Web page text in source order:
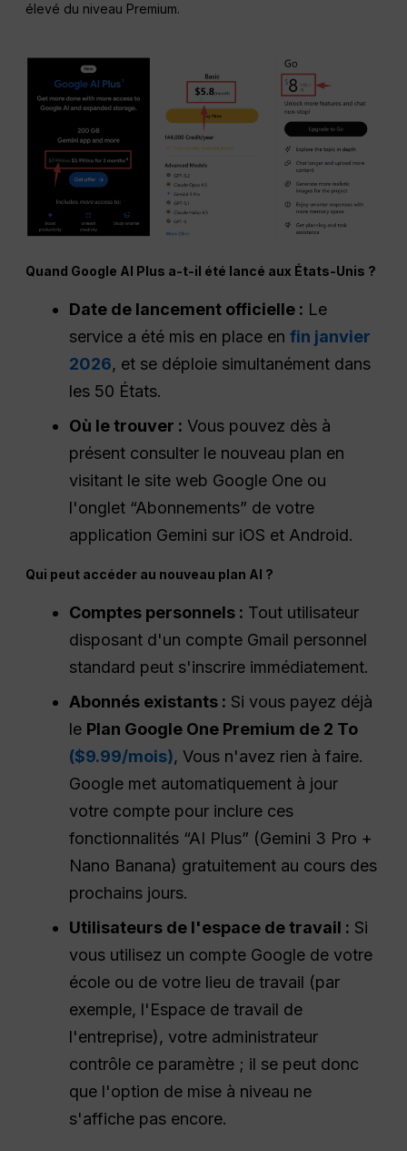
élevé du niveau Premium.
Quand Google AI Plus a-t-il été lancé aux États-Unis ?
Date de lancement officielle : Le
service a été mis en place enfin janvier
2026, et se déploie simultanément dans
les 50 États.
Où le trouver : Vous pouvez dès à
présent consulter le nouveau plan en
visitant le site web Google One ou
l'onglet “Abonnements” de votre
application Gemini sur iOS et Android.
Qui peut accéder au nouveau plan AI ?
Comptes personnels : Tout utilisateur
disposant d'un compte Gmail personnel
standard peut s'inscrire immédiatement.
Abonnés existants : Si vous payez déjà
le Plan Google One Premium de 2 To
($9.99/mois), Vous n'avez rien à faire.
Google met automatiquement à jour
votre compte pour inclure ces
fonctionnalités “AI Plus” (Gemini 3 Pro +
Nano Banana) gratuitement au cours des
prochains jours.
Utilisateurs de l'espace de travail : Si
vous utilisez un compte Google de votre
école ou de votre lieu de travail (par
exemple, l'Espace de travail de
l'entreprise), votre administrateur
contrôle ce paramètre ; il se peut donc
que l'option de mise à niveau ne
s'affiche pas encore.